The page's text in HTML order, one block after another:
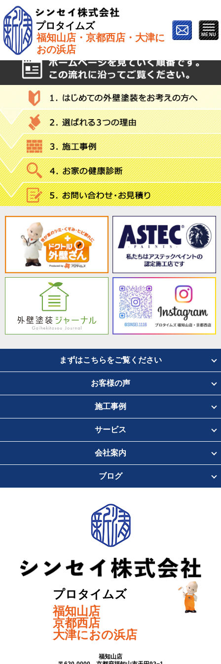
プロタイムズ
福知山店・京都西店・大津に
おの浜店
ホーム»年末年始
まずはこちらをご覧ください
お客様の声
施工事例
サービス
会社案内
ブログ
プロタイムズ
福知山店
京都西店
大津におの浜店
福知山店